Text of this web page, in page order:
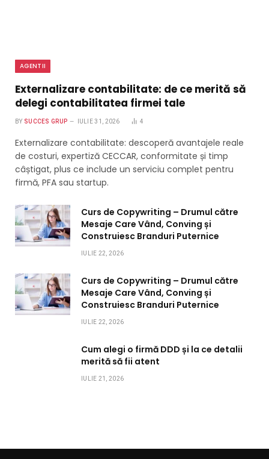
AGENTII
Externalizare contabilitate: de ce merită să
delegi contabilitatea firmei tale
BY SUCCES GRUP IULIE 31, 2026 4
Externalizare contabilitate: descoperă avantajele reale
de costuri, expertiză CECCAR, conformitate și timp
câștigat, plus ce include un serviciu complet pentru
firmă, PFA sau startup.
Curs de Copywriting – Drumul către
Mesaje Care Vând, Conving și
Construiesc Branduri Puternice
IULIE 22, 2026
Curs de Copywriting – Drumul către
Mesaje Care Vând, Conving și
Construiesc Branduri Puternice
IULIE 22, 2026
Cum alegi o firmă DDD și la ce detalii
merită să fii atent
IULIE 21, 2026